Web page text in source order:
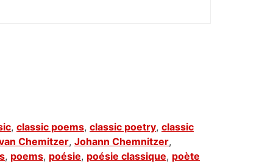
, classic poems, classic poetry, classic
Chemitzer, Johann Chemnitzer,
, poems, poésie, poésie classique, poète